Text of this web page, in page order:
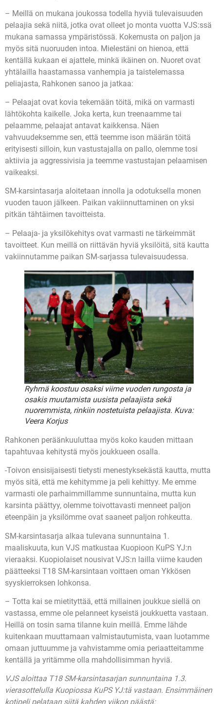
– Meillä on mukana joukossa todella hyviä tulevaisuuden
pelaajia sekä niitä, jotka ovat olleet jo monta vuotta VJS:ssä
mukana samassa ympäristössä. Kokemusta on paljon ja
myös sitä nuoruuden intoa. Mielestäni on hienoa, että
kentällä kukaan ei ajattele, minkä ikäinen on. Nuoret ovat
yhtälailla haastamassa vanhempia ja taistelemassa
peliajasta, Rahkonen sanoo ja jatkaa:
– Pelaajat ovat kovia tekemään töitä, mikä on varmasti
lähtökohta kaikelle. Joka kerta, kun treenaamme tai
pelaamme, pelaajat antavat kaikkensa. Näen
vahvuudeksemme sen, että teemme ison määrän töitä
erityisesti silloin, kun vastustajalla on pallo, olemme tosi
aktiivia ja aggressivisia ja teemme vastustajan pelaamisen
vaikeaksi.
SM-karsintasarja aloitetaan innolla ja odotuksella monen
vuoden tauon jälkeen. Paikan vakiinnuttaminen on yksi
pitkän tähtäimen tavoitteista.
– Pelaaja- ja yksilökehitys ovat varmasti ne tärkeimmät
tavoitteet. Kun meillä on riittävän hyviä yksilöitä, sitä kautta
vakiinnutamme paikan SM-sarjassa tulevaisuudessa.
Ryhmä koostuu osaksi viime vuoden rungosta ja
osakis muutamista uusista pelaajista sekä
nuoremmista, rinkiin nostetuista pelaajista. Kuva:
Veera Korjus
Rahkonen peräänkuuluttaa myös koko kauden mittaan
tapahtuvaa kehitystä myös joukkueen osalla.
-Toivon ensisijaisesti tietysti menestyksekästä kautta, mutta
myös sitä, että me kehitymme ja peli kehittyy. Me emme
varmasti ole parhaimmillamme sunnuntaina, mutta kun
karsinta päättyy, olemme toivottavasti menneet paljon
eteenpäin ja yksilömme ovat saaneet paljon rohkeutta.
SM-karsintasarja alkaa tulevana sunnuntaina 1.
maaliskuuta, kun VJS matkustaa Kuopioon KuPS YJ:n
vieraaksi. Kuopiolaiset nousivat VJS:n lailla viime kauden
päätteeksi T18 SM-karsintaan voittaen oman Ykkösen
syyskierroksen lohkonsa.
– Totta kai se mietityttää, että millainen joukkue siellä on
vastassa, emme ole pelanneet kyseistä joukkuetta vastaan.
Heillä on tosin sama tilanne kuin meillä. Emme lähde
kuitenkaan muuttamaan valmistautumista, vaan luotamme
omaan juttuumme ja vahvistamme omia periaatteitamme
kentällä ja yritämme olla mahdollisimman hyviä.
VJS aloittaa T18 SM-karsintasarjan sunnuntaina 1.3.
vierasottelulla Kuopiossa KuPS YJ:tä vastaan. Ensimmäinen
kotipeli pelataan siitä kahden viikon päästä: